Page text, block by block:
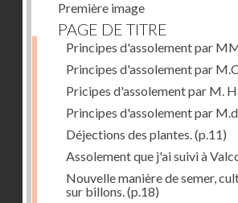
Première image
PAGE DE TITRE
Principes d'assolement par
Principes d'assolement par
Pricipes d'assolement par M.
Principes d'assolement par
Déjections des plantes. (p.11)
Assolement que j'ai suivi à
Nouvelle manière de semer,
sur billons. (p.18)